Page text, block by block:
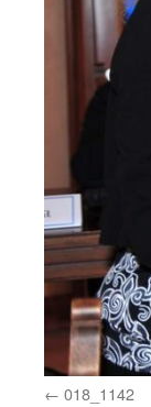
018_1142